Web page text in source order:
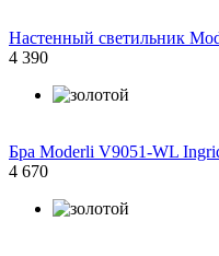
Настенный светильник
4 390
Бра Moderli V9051-WL
4 670